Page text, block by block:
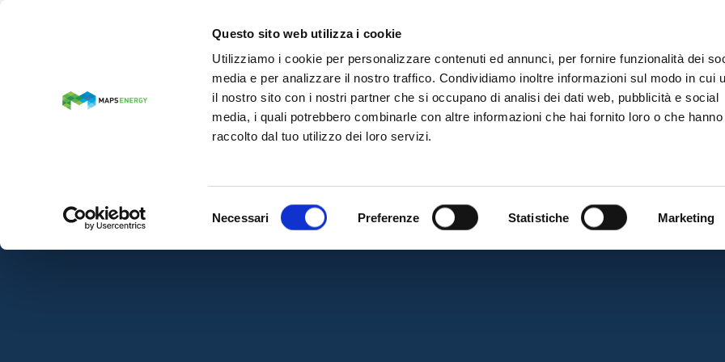
Questo sito web utilizza i cookie
Utilizziamo i cookie per personalizzare contenuti ed annunci, per fornire funzionalità dei
media e per analizzare il nostro traffico. Condividiamo inoltre informazioni sul modo in cui
il nostro sito con i nostri partner che si occupano di analisi dei dati web, pubblicità e social
media, i quali potrebbero combinarle con altre informazioni che hai fornito loro o che hanno
raccolto dal tuo utilizzo dei loro servizi.
del
Necessari Preferenze Statistiche Marketing
MAPS ENERGY PIATTAFORMA SETTORI E SOLUZIONI